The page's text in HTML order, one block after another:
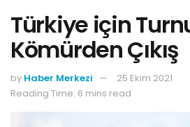
Türkiye için
Kömürden Çıkış
by Haber Merkezi
25 Ekim 2021
Reading Time: 6 mins read